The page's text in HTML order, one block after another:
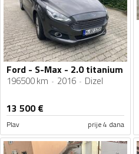
Ford - S-Max - 2.0 titanium
196500 km 2016 Dizel
13 500€
Plav prije 4 dana